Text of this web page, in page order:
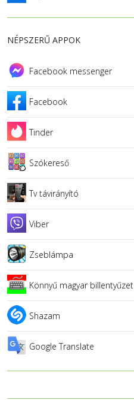
NÉPSZERŰ APPOK
Facebook messenger
Facebook
Tinder
Szókereső
Tv távirányító
Viber
Zseblámpa
Könnyű magyar billentyűzet
Shazam
Google Translate